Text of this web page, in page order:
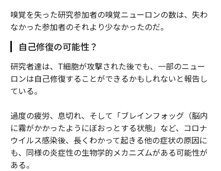
嗅覚を失った研究参加者の嗅覚ニューロンの数は、失わ
なかった参加者のそれより少なかったのだ。
自己修復の可能性？
研究者達は、T細胞が攻撃された後でも、一部のニュー
ロンは自己修復することができるかもしれないと報告し
ている。
過度の疲労、息切れ、そして「ブレインフォッグ（脳内
に霧がかかったようにぼおっとする状態」など、コロナ
ウイルス感染後、長くわかって起きる他の症状の原因に
も、同様の炎症性の生物学的メカニズムがある可能性が
ある。